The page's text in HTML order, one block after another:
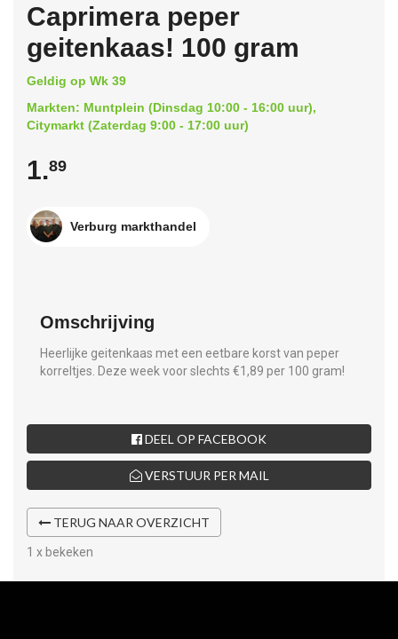
Caprimera peper
geitenkaas! 100 gram
Geldig op Wk 39
Markten: Muntplein (Dinsdag 10:00 - 16:00 uur),
Citymarkt (Zaterdag 9:00 - 17:00 uur)
1.89
Verburg markthandel
Omschrijving
Heerlijke geitenkaas met een eetbare korst van peper
korreltjes. Deze week voor slechts €1,89 per 100 gram!
DEEL OP FACEBOOK
VERSTUUR PER MAIL
TERUG NAAR OVERZICHT
1 x bekeken